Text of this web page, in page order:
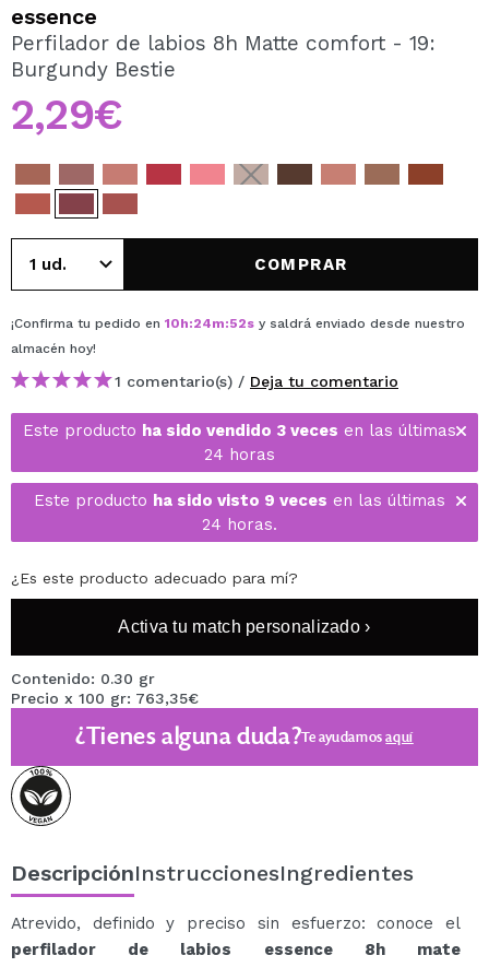
Al crear una cuenta en Maquillalia.com podrás realizar
tus compras rápidamente, revisar el estado de tus
CREAR CUENTA
essence
Perfilador de labios 8h Matte comfort - 19:
Burgundy Bestie
2,29€
COMPRAR
¡Confirma tu pedido en 10h:24m:51sy saldrá enviado desde nuestro
almacén hoy!
1 comentario(s) / Deja tu comentario
Este producto ha sido vendido 3 veces en las últimas
24 horas
Este producto ha sido visto 9 veces en las últimas
24 horas.
¿Es este producto adecuado para mí?
Activa tu match personalizado ›
Contenido: 0.30 gr
Precio x 100 gr: 763,35€
¿Tienes alguna duda?Te ayudamosaquí
DescripciónInstruccionesIngredientes
Atrevido, definido y preciso sin esfuerzo: conoce el
perfilador de labios essence 8h mate